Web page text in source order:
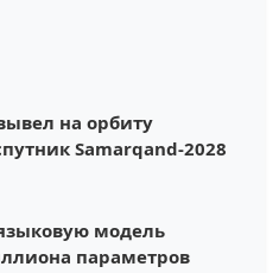
на орбиту
Samarqand-2028
модель
параметров